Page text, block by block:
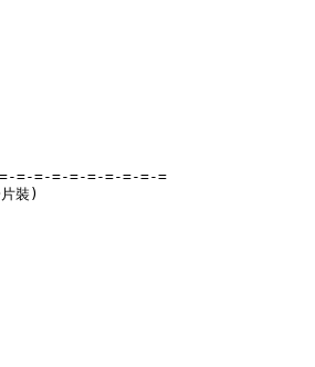
=-=-=-=-=-=-=-=-=
裝)